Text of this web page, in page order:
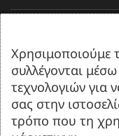
Δευτέρα-Παρασκευή
Σάββατο 08:00 έως
Χρησιμοποιούμε
συλλέγονται
τεχνολογιών για
σας στην
τρόπο που τη